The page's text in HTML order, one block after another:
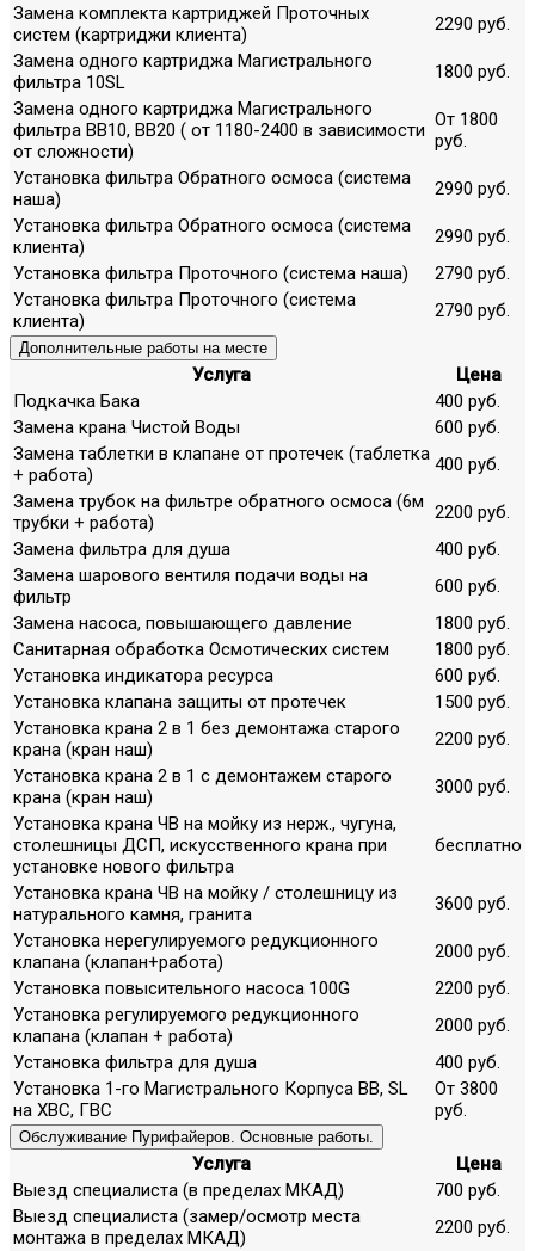
Замена комплекта картриджей Проточных
систем (картриджи клиента)
2290 руб.
Замена одного картриджа Магистрального
фильтра 10SL
1800 руб.
Замена одного картриджа Магистрального
фильтра ВВ10, ВВ20 ( от 1180-2400 в зависимости
от сложности)
От 1800
руб.
Установка фильтра Обратного осмоса (система
наша)
2990 руб.
Установка фильтра Обратного осмоса (система
клиента)
2990 руб.
Установка фильтра Проточного (система наша)
2790 руб.
Установка фильтра Проточного (система
клиента)
2790 руб.
Дополнительные работы на месте
Услуга
Цена
Подкачка Бака
400 руб.
Замена крана Чистой Воды
600 руб.
Замена таблетки в клапане от протечек (таблетка
+ работа)
400 руб.
Замена трубок на фильтре обратного осмоса (6м
трубки + работа)
2200 руб.
Замена фильтра для душа
400 руб.
Замена шарового вентиля подачи воды на
фильтр
600 руб.
Замена насоса, повышающего давление
1800 руб.
Санитарная обработка Осмотических систем
1800 руб.
Установка индикатора ресурса
600 руб.
Установка клапана защиты от протечек
1500 руб.
Установка крана 2 в 1 без демонтажа старого
крана (кран наш)
2200 руб.
Установка крана 2 в 1 с демонтажем старого
крана (кран наш)
3000 руб.
Установка крана ЧВ на мойку из нерж., чугуна,
столешницы ДСП, искусственного крана при
установке нового фильтра
бесплатно
Установка крана ЧВ на мойку / столешницу из
натурального камня, гранита
3600 руб.
Установка нерегулируемого редукционного
клапана (клапан+работа)
2000 руб.
Установка повысительного насоса 100G
2200 руб.
Установка регулируемого редукционного
клапана (клапан + работа)
2000 руб.
Установка фильтра для душа
400 руб.
Установка 1-го Магистрального Корпуса ВВ, SL
на ХВС, ГВС
От 3800
руб.
Обслуживание Пурифайеров. Основные работы.
Услуга
Цена
Выезд специалиста (в пределах МКАД)
700 руб.
Выезд специалиста (замер/осмотр места
монтажа в пределах МКАД)
2200 руб.